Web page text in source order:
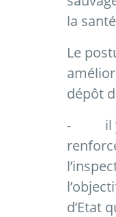
la
Le
dépôt
-
il
d’Etat